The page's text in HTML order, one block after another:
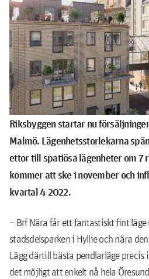
Riksbyggen startar nu
Malmö. Lägenhetsstorlekarna
ettor till spatiösa lägenheter om 7
kommer att ske i november och
kvartal 4 2022.
– Brf Nära får ett fantastiskt fint
stadsdelsparken i Hyllie och nära
Lägg därtill bästa pendlarläge
det möjligt att enkelt nå hela